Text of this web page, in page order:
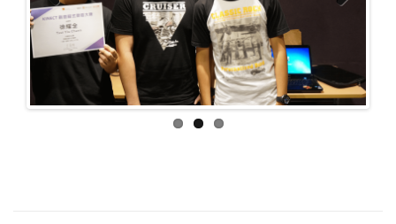
Previous